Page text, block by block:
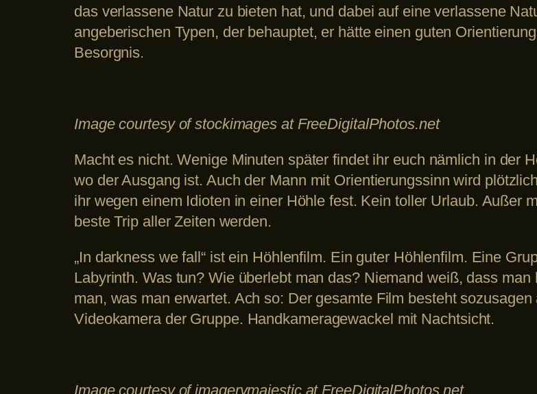
das verlassene Natur zu bieten hat, und dabei auf eine verlassene
angeberischen Typen, der behauptet, er hätte einen guten
Besorgnis.
Image courtesy of stockimages at FreeDigitalPhotos.net
Macht es nicht. Wenige Minuten später findet ihr euch nämlich in der
wo der Ausgang ist. Auch der Mann mit Orientierungssinn wird
ihr wegen einem Idioten in einer Höhle fest. Kein toller Urlaub. Außer
beste Trip aller Zeiten werden.
„In darkness we fall“ ist ein Höhlenfilm. Ein guter Höhlenfilm. Eine
Labyrinth. Was tun? Wie überlebt man das? Niemand weiß, dass
man, was man erwartet. Ach so: Der gesamte Film besteht
Videokamera der Gruppe. Handkameragewackel mit Nachtsicht.
Image courtesy of imagerymajestic at FreeDigitalPhotos.net